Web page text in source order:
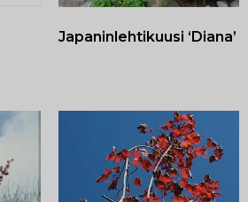
Japaninlehtikuusi ‘Diana’